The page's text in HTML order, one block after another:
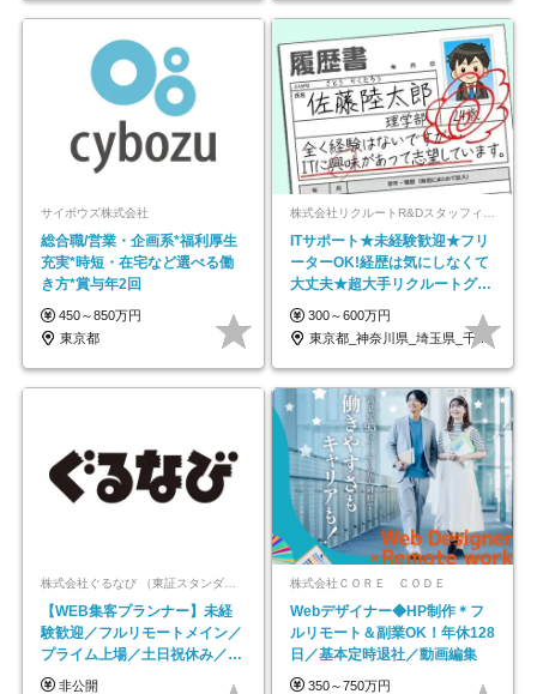
サイボウズ株式会社
総合職/営業・企画系*福利厚生
充実*時短・在宅など選べる働
き方*賞与年2回
450～850万円
東京都
株式会社リクルートR&Dスタッフィング【リクルートグループ】
ITサポート★未経験歓迎★フリ
ーターOK!経歴は気にしなくて
大丈夫★超大手リクルートグル
ープの正社員/sg
300～600万円
東京都_神奈川県_埼玉県_千葉県_大阪府…
株式会社ぐるなび （東証スタンダード上場）
【WEB集客プランナー】未経
験歓迎／フルリモートメイン／
プライム上場／土日祝休み／東
京・大阪・名古屋
非公開
株式会社ＣＯＲＥ ＣＯＤＥ
Webデザイナー◆HP制作＊フ
ルリモート＆副業OK！年休128
日／基本定時退社／動画編集
350～750万円